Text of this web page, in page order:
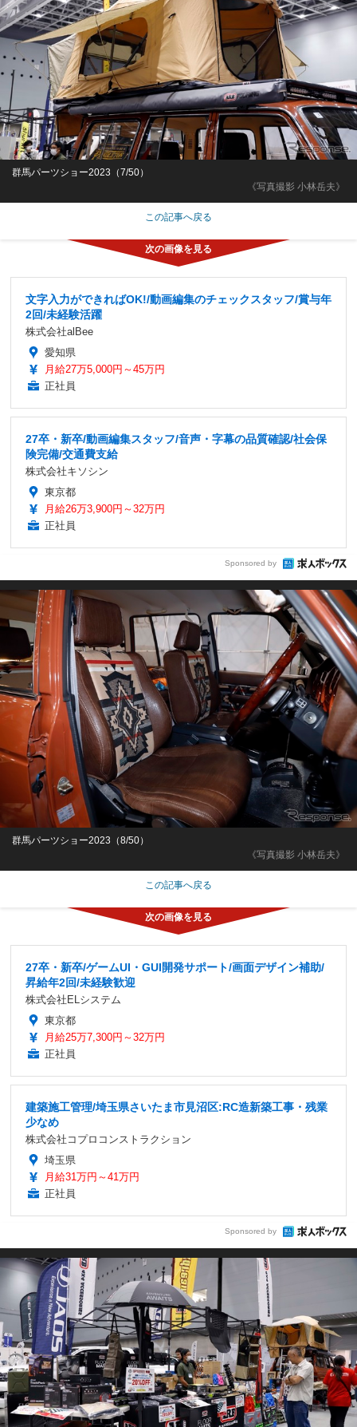
《写真撮影 小林岳夫》
群馬パーツショー2023（7/50）
この記事へ戻る
文字入力ができればOK!/動画編集のチェックスタッフ/賞与年
2回/未経験活躍
株式会社alBee
愛知県
月給27万5,000円～45万円
正社員
27卒・新卒/動画編集スタッフ/音声・字幕の品質確認/社会保
険完備/交通費支給
株式会社キソシン
東京都
月給26万3,900円～32万円
正社員
Sponsored by
《写真撮影 小林岳夫》
群馬パーツショー2023（8/50）
この記事へ戻る
27卒・新卒/ゲームUI・GUI開発サポート/画面デザイン補助/
昇給年2回/未経験歓迎
株式会社ELシステム
東京都
月給25万7,300円～32万円
正社員
建築施工管理/埼玉県さいたま市見沼区:RC造新築工事・残業
少なめ
株式会社コプロコンストラクション
埼玉県
月給31万円～41万円
正社員
Sponsored by